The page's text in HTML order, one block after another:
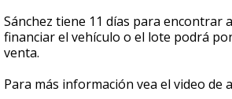
Sánchez tiene 11 días para encontrar
financiar el vehículo o el lote podrá
venta.
Para más información vea el video de